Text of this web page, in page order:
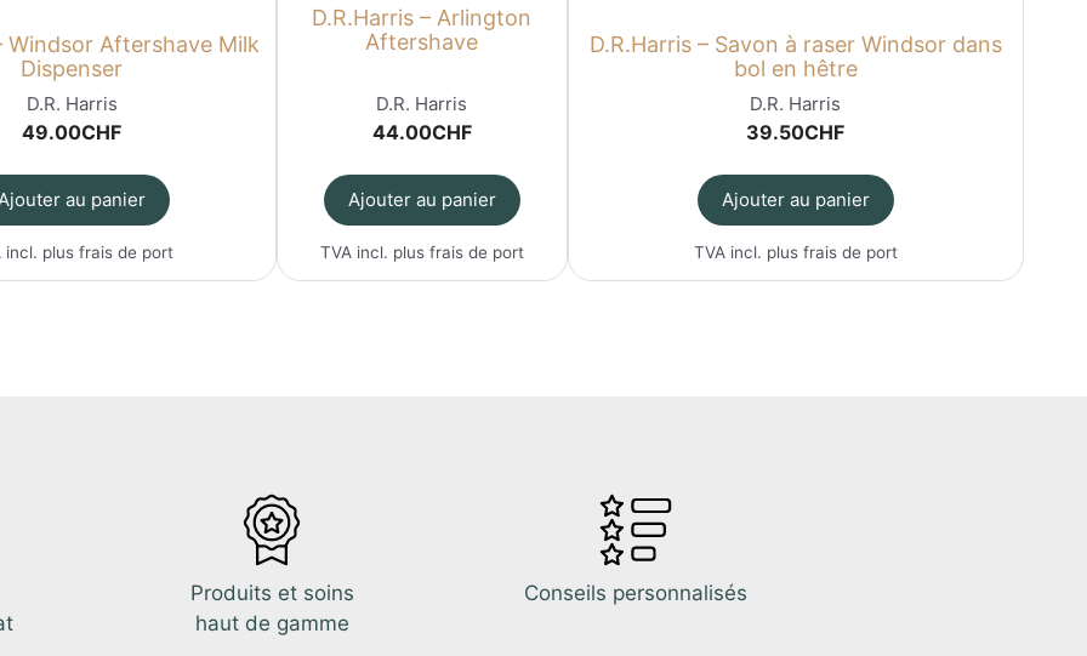
Windsor Aftershave Milk
Dispenser
D.R. Harris
49.00CHF
au panier
incl. plusfrais de port
D.R.Harris – Arlington
Aftershave
D.R. Harris
44.00CHF
Ajouter au panier
TVA incl. plus frais de port
D.R.Harris – Savon à raser Windsor dans
bol en hêtre
D.R. Harris
39.50CHF
Ajouter au panier
TVA incl. plus frais de port
Produits et soins
haut de gamme
Conseils personnalisés